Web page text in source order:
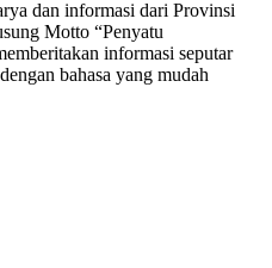
dan informasi dari Provinsi
Motto “Penyatu
informasi seputar
bahasa yang mudah